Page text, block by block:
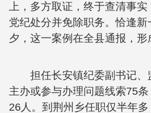
上，多方取证，终于查清事
党纪处分并免除职务。恰逢新
夕，这一案例在全县通报，形
担任长安镇纪委副书记、
主办或参与办理问题线索75
26人。到荆州乡任职仅半年多